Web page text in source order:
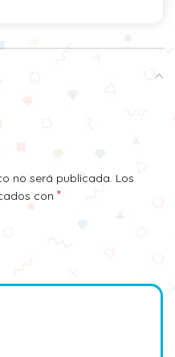
no será publicada. Los
con *